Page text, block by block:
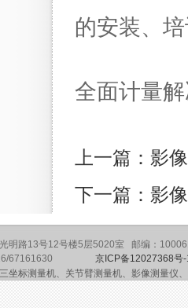
的安装、
全面计量
上一篇：影
下一篇：影
明路13号12号楼5层5020室 邮编：
67161630 京ICP备12027368号
坐标测量机、关节臂测量机、影像测量仪